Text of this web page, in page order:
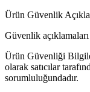
Ürün Güvenlik
Güvenlik açıklamaları
Ürün Güvenliği
olarak satıcılar
sorumluluğundadır.